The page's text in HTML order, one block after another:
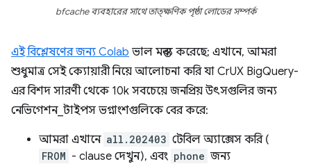
bfcache ব্যবহারের সাথে তাত্ক্ষণিক পৃষ্ঠা লোডের সম্পর্ক
এই বিশ্লেষণের জন্য Colab ভাল মন্তব্য করেছে; এখানে, আমরা
শুধুমাত্র সেই ক্যোয়ারী নিয়ে আলোচনা করি যা CrUX BigQuery-
এর বিশদ সারণী থেকে 10k সবচেয়ে জনপ্রিয় উৎসগুলির জন্য
নেভিগেশন_টাইপস ভগ্নাংশগুলিকে বের করে:
আমরা এখানে all.202403 টেবিল অ্যাক্সেস করি (
FROM - clause দেখুন), এবং phone জন্য